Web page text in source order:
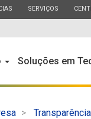
ESTADO
SERVIÇOS
Soluções em